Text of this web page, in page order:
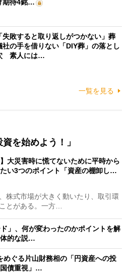
期待4銘…
「失敗すると取り返しがつかない」葬
社の手を借りない「DIY葬」の落とし
素人には…
一覧を見る
を始めよう！」
】大災害時に慌てないために平時から
い3つのポイント「資産の棚卸し…
株式市場が大きく動いたり、取引環
とがある。一方…
」、何が変わったのかポイントを解
的な説…
めぐる片山財務相の「円資産への投
債重視」…